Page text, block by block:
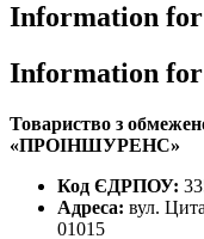
Information
Information
Товариство з
«ПРОІНШУРЕНС»
Код ЄДРПОУ:
Адреса: вул.
01015